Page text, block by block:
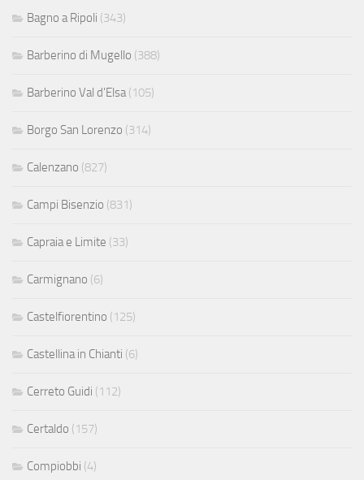
Bagno a Ripoli (343)
Barberino di Mugello (388)
Barberino Val d'Elsa(105)
Borgo San Lorenzo (314)
Calenzano (827)
Campi Bisenzio (831)
Capraia e Limite (33)
Carmignano (6)
Castelfiorentino (125)
Castellina in Chianti (6)
Cerreto Guidi (112)
Certaldo (157)
Compiobbi (4)